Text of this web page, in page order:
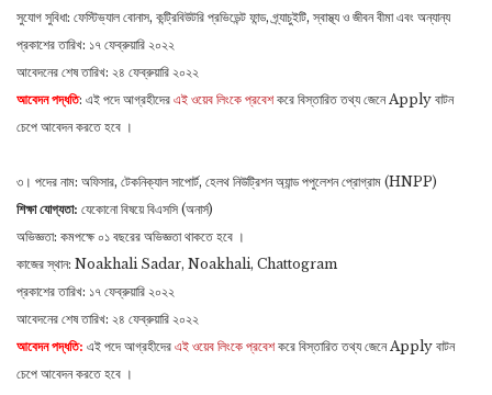
সুযোগ সুবিধা: ফেস্টিভ্যাল বোনাস, কন্ট্রিবিউটরি প্রভিডেন্ট ফান্ড, গ্র্যাচুইটি, স্বাস্থ্য ও জীবন বীমা এবং অন্যান্য
প্রকাশের তারিখ: ১৭ ফেব্রুয়ারি ২০২২
আবেদনের শেষ তারিখ: ২৪ ফেব্রুয়ারি ২০২২
আবেদন পদ্ধতি: এই পদে আগ্রহীদের এই ওয়েব লিংকে প্রবেশকরে বিস্তারিত তথ্য জেনে Apply বাটন
চেপে আবেদন করতে হবে ।
৩। পদের নাম: অফিসার, টেকনিক্যাল সাপোর্ট, হেলথ নিউট্রিশন অ্যান্ড পপুলেশন প্রোগ্রাম (HNPP)
শিক্ষা যোগ্যতা: যেকোনো বিষয়ে বিএসসি (অনার্স)
অভিজ্ঞতা: কমপক্ষে ০১ বছরের অভিজ্ঞতা থাকতে হবে ।
কাজের স্থান: Noakhali Sadar, Noakhali, Chattogram
প্রকাশের তারিখ: ১৭ ফেব্রুয়ারি ২০২২
আবেদনের শেষ তারিখ: ২৪ ফেব্রুয়ারি ২০২২
আবেদন পদ্ধতি: এই পদে আগ্রহীদের এই ওয়েব লিংকে প্রবেশকরে বিস্তারিত তথ্য জেনে Apply বাটন
চেপে আবেদন করতে হবে ।